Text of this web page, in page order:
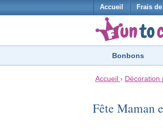
Accueil Frais
Bonbons
Accueil › Décoration
Fête Maman